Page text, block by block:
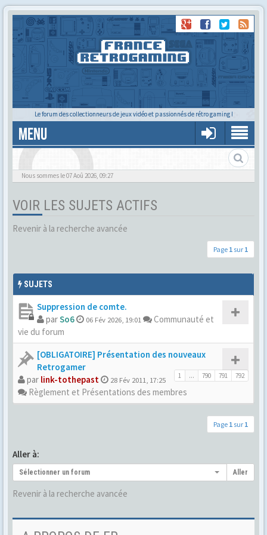
Le forum des collectionneurs de jeux vidéo et passionnés de rétro gaming !
MENU
Alors tu trouves ?
Nous sommes le 07 Aoû 2026, 09:27
VOIR LES SUJETS ACTIFS
Revenir à la recherche avancée
Page 1 sur 1
SUJETS
Suppression de comte.
parSo6 06 Fév 2026, 19:01
Communauté et
vie du forum
[OBLIGATOIRE] Présentation des nouveaux
Retrogamer
1 ... 790 791 792
par link-tothepast 28 Fév 2011, 17:25
Règlement et Présentations des membres
Page 1 sur 1
Aller à:
Sélectionner un forum Aller
Revenir à la recherche avancée